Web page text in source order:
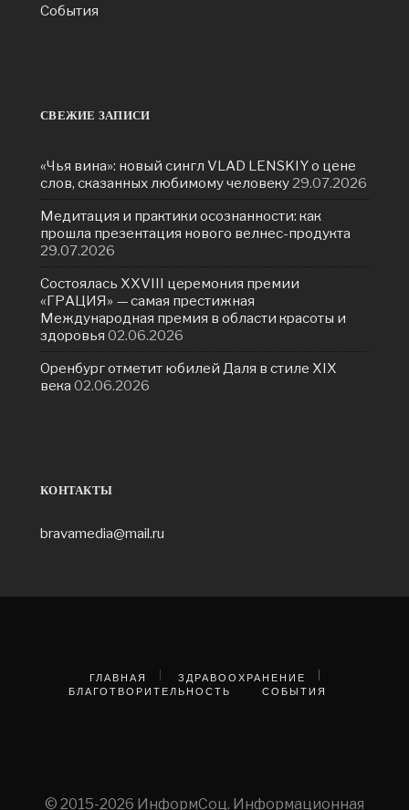
События
СВЕЖИЕ ЗАПИСИ
«Чья вина»: новый сингл VLAD LENSKIY о цене
слов, сказанных любимому человеку 29.07.2026
Медитация и практики осознанности: как
прошла презентация нового велнес-продукта
29.07.2026
Состоялась ХXVIII церемония премии
«ГРАЦИЯ» — самая престижная
Международная премия в области красоты и
здоровья 02.06.2026
Оренбург отметит юбилей Даля в стиле XIX
века 02.06.2026
КОНТАКТЫ
bravamedia@mail.ru
ГЛАВНАЯ
ЗДРАВООХРАНЕНИЕ
БЛАГОТВОРИТЕЛЬНОСТЬ
СОБЫТИЯ
© 2015-2026 ИнформСоц. Информационная